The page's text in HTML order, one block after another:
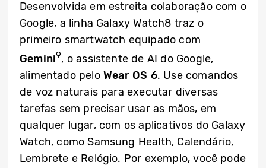
Desenvolvida em estreita colaboração com o
Google, a linha Galaxy Watch8 traz o
primeiro smartwatch equipado com
Gemini9, o assistente de AI do Google,
alimentado peloWear OS 6. Use comandos
de voz naturais para executar diversas
tarefas sem precisar usar as mãos, em
qualquer lugar, com os aplicativos do Galaxy
Watch, como Samsung Health, Calendário,
Lembrete e Relógio. Por exemplo, você pode